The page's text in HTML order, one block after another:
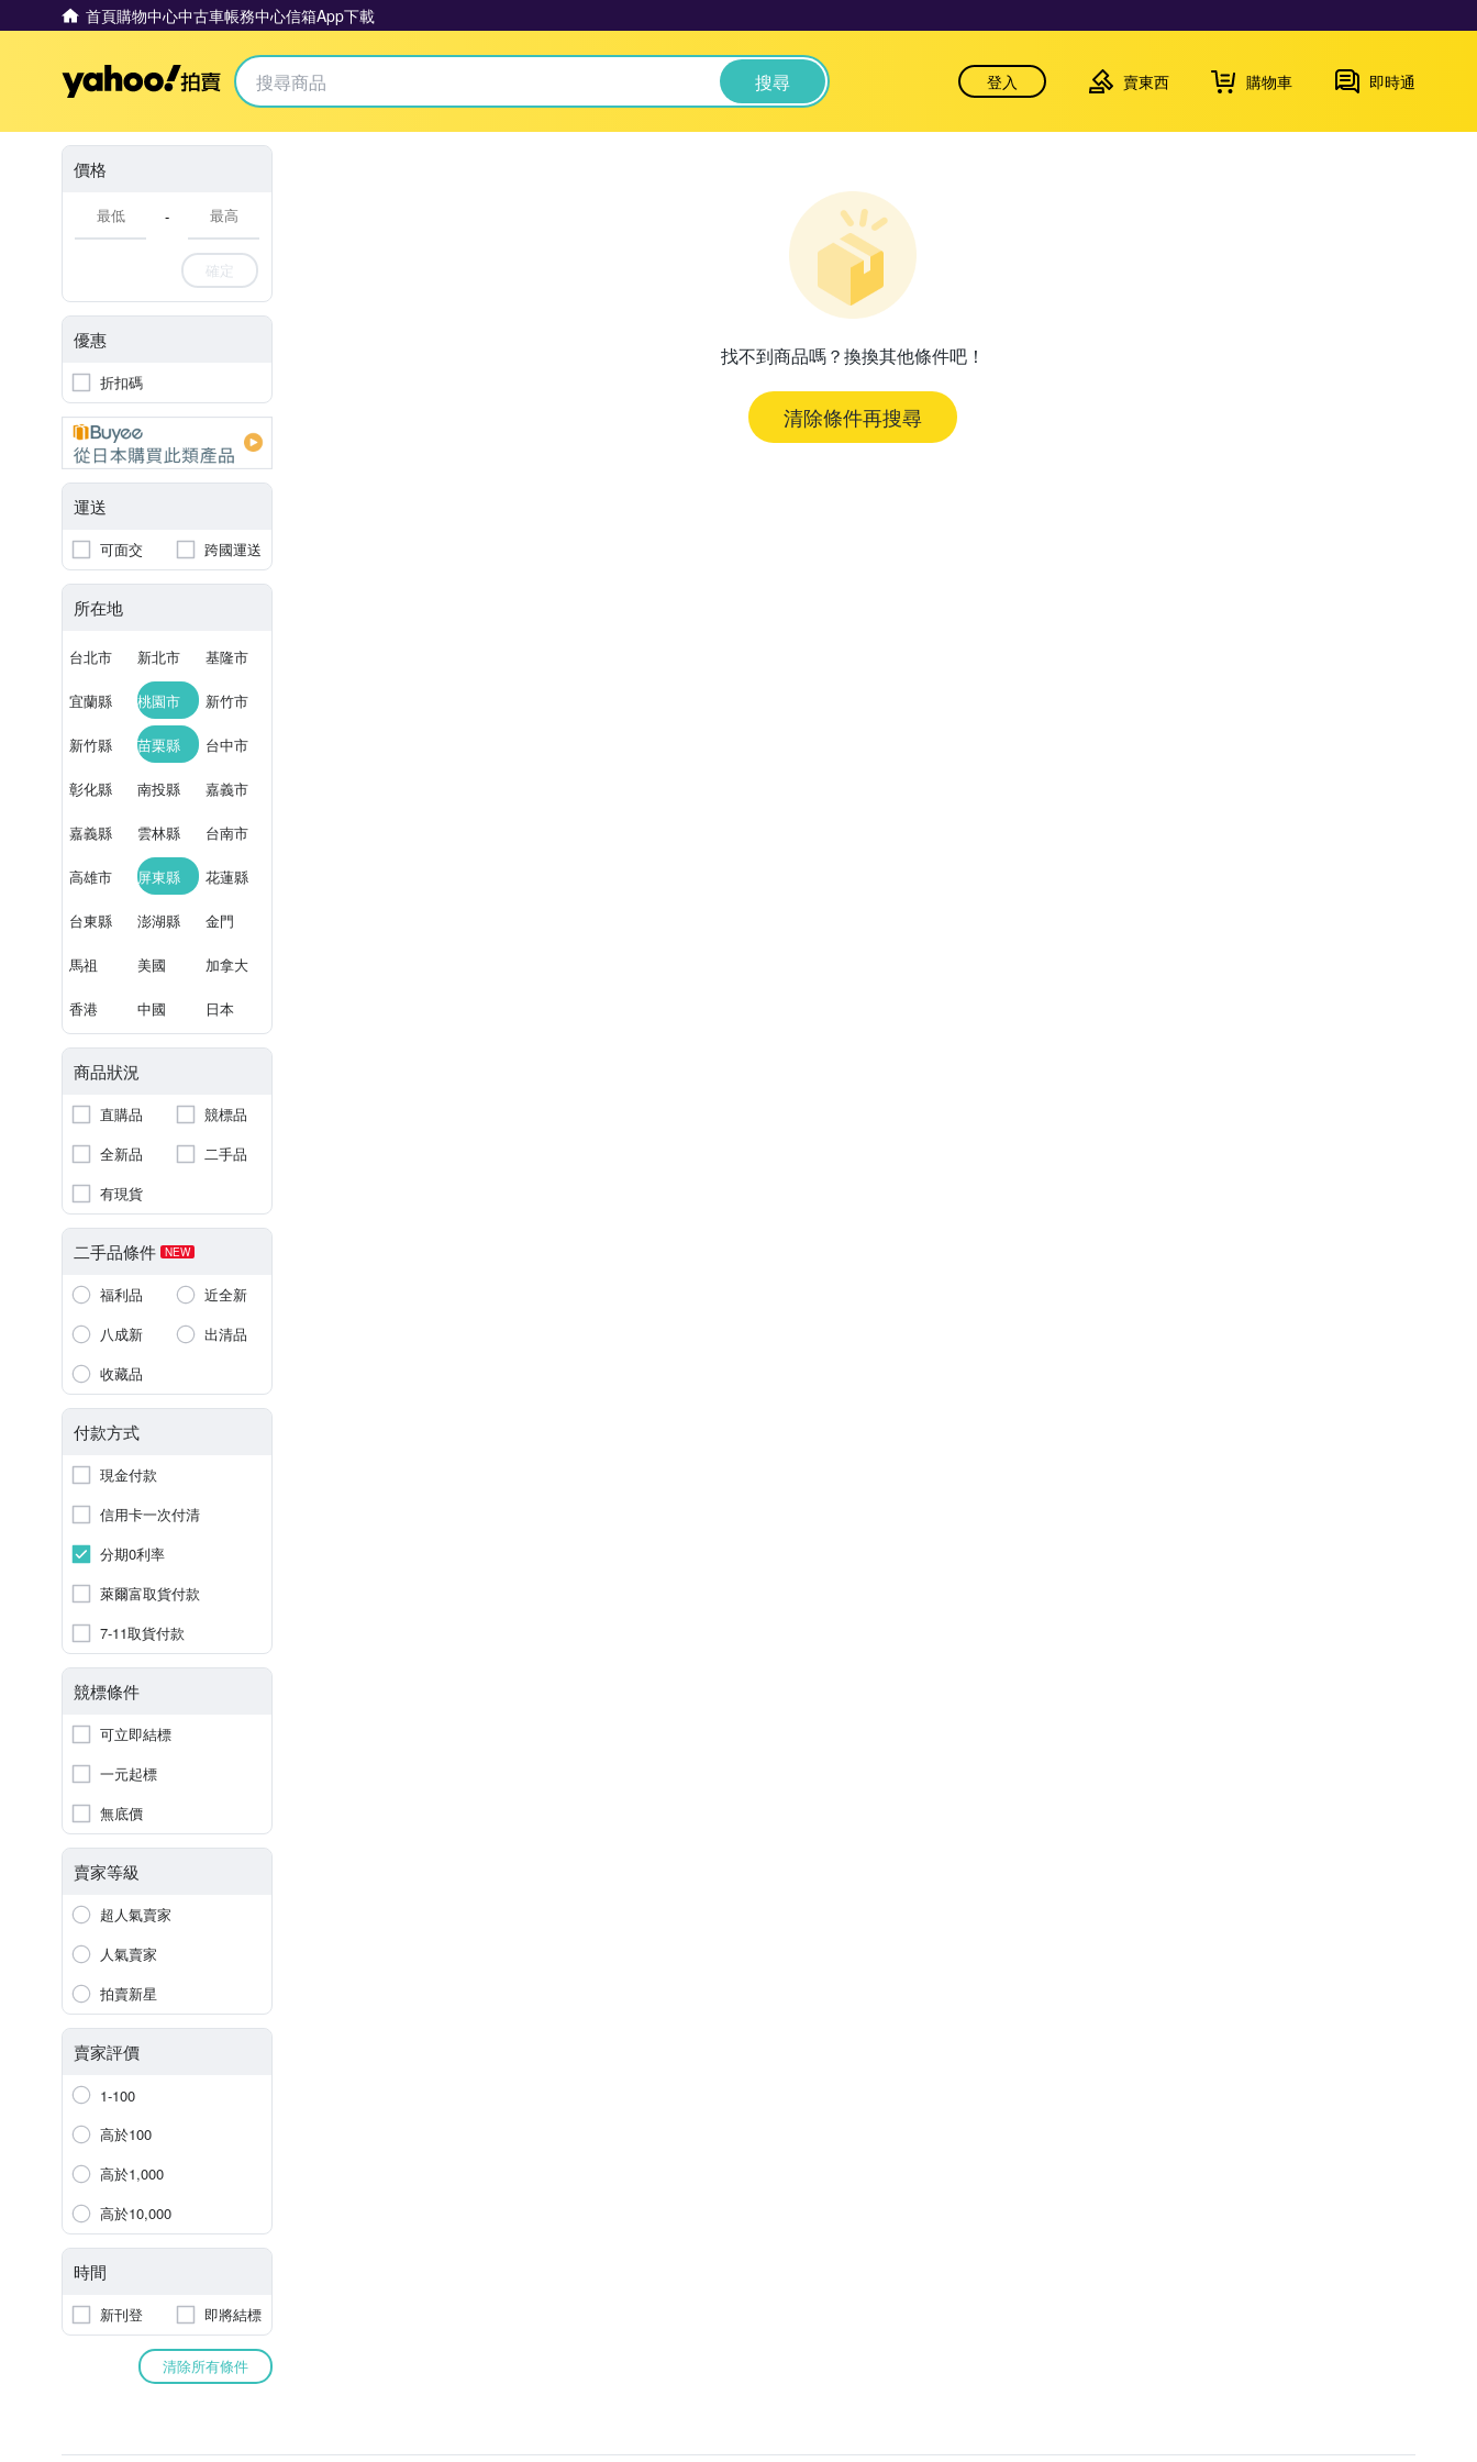
首頁購物中心中古車帳務中心信箱App下載
Yahoo拍賣 搜尋 登入 賣東西 購物車 即時通
價格
-
確定
優惠
折扣碼
運送
可面交 跨國運送
所在地
台北市 新北市 基隆市
宜蘭縣 桃園市 新竹市
新竹縣 苗栗縣 台中市
彰化縣 南投縣 嘉義市
嘉義縣 雲林縣 台南市
高雄市 屏東縣 花蓮縣
台東縣 澎湖縣 金門
馬祖 美國 加拿大
香港 中國 日本
商品狀況
直購品
競標品
全新品
二手品
有現貨
二手品條件 NEW
福利品
近全新
八成新
出清品
收藏品
付款方式
現金付款
信用卡一次付清
分期0利率
萊爾富取貨付款
7-11取貨付款
競標條件
可立即結標
一元起標
無底價
賣家等級
超人氣賣家
人氣賣家
拍賣新星
賣家評價
1-100
高於100
高於1,000
高於10,000
時間
新刊登 即將結標
清除所有條件
找不到商品嗎？換換其他條件吧！
清除條件再搜尋